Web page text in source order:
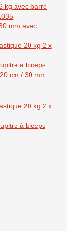
kg avec barre
mm avec
20 kg 2 x
à biceps
cm / 30 mm
20 kg 2 x
à biceps